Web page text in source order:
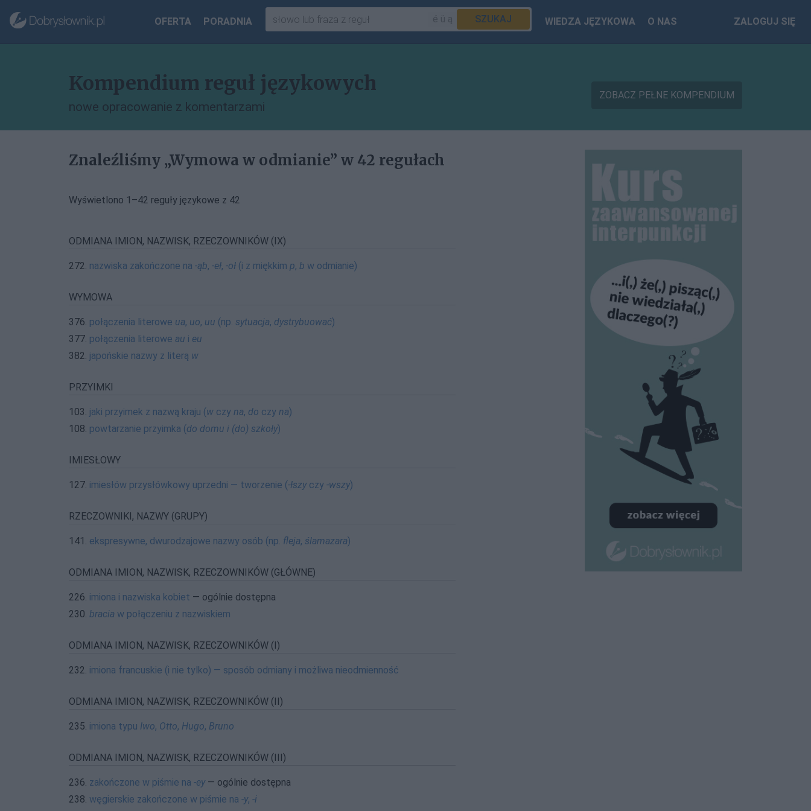
OFERTA PORADNIA SZUKAJ WIEDZA JĘZYKOWA O NAS ZALOGUJ SIĘ
Kompendium reguł językowych
nowe opracowanie z komentarzami
ZOBACZ PEŁNE KOMPENDIUM
Znaleźliśmy „Wymowa w odmianie” w 42 regułach
Wyświetlono 1–42 reguły językowe z 42
ODMIANA IMION, NAZWISK, RZECZOWNIKÓW (IX)
272. nazwiska zakończone na -ąb, -eł, -oł (i z miękkim p, b w odmianie)
WYMOWA
376. połączenia literowe ua, uo, uu (np. sytuacja, dystrybuować)
377. połączenia literowe au i eu
382. japońskie nazwy z literą w
PRZYIMKI
103. jaki przyimek z nazwą kraju (w czy na, do czy na)
108. powtarzanie przyimka (do domu i (do) szkoły)
IMIESŁOWY
127. imiesłów przysłówkowy uprzedni — tworzenie (-łszyczy -wszy)
RZECZOWNIKI, NAZWY (GRUPY)
141. ekspresywne, dwurodzajowe nazwy osób (np. fleja, ślamazara)
ODMIANA IMION, NAZWISK, RZECZOWNIKÓW (GŁÓWNE)
226. imiona i nazwiska kobiet — ogólnie dostępna
230. bracia w połączeniu z nazwiskiem
ODMIANA IMION, NAZWISK, RZECZOWNIKÓW (I)
232. imiona francuskie (i nie tylko) — sposób odmiany i możliwa nieodmienność
ODMIANA IMION, NAZWISK, RZECZOWNIKÓW (II)
235. imiona typu Iwo, Otto, Hugo, Bruno
ODMIANA IMION, NAZWISK, RZECZOWNIKÓW (III)
236. zakończone w piśmie na -ey— ogólnie dostępna
238. węgierskie zakończone w piśmie na -y, -i